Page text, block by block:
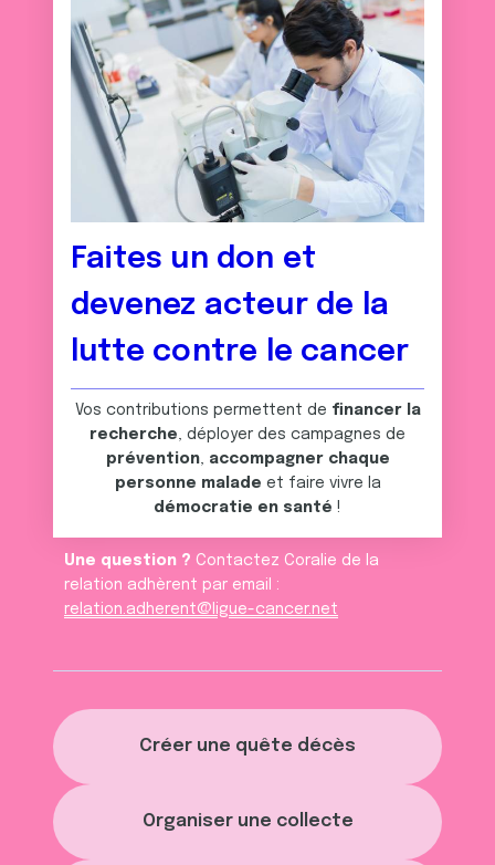
Créer une quête décès
Organiser une collecte
Faites un don et
devenez acteur de la
lutte contre le cancer
Vos contributions permettent de financer la
recherche, déployer des campagnes de
prévention, accompagner chaque
personne malade et faire vivre la
démocratie en santé !
Une question ? Contactez Coralie de la
relation adhèrent par email :
relation.adherent@ligue-cancer.net